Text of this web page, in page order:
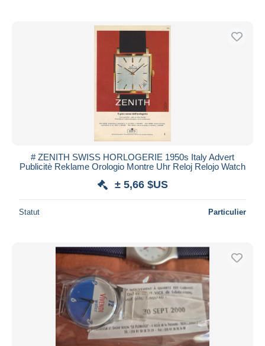
# ZENITH SWISS HORLOGERIE 1950s Italy Advert
Publicitè Reklame Orologio Montre Uhr Reloj Relojo Watch
± 5,66 $US
Statut Particulier